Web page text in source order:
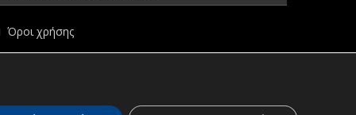
Όροι χρήσης